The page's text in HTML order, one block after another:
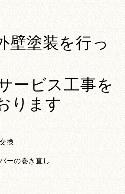
壁塗装を行っ
ービス工事を
ります
換
ーの巻き直し